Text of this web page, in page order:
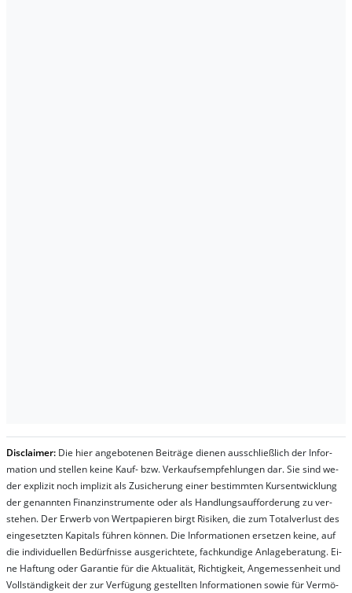
Dis­clai­mer: Die hier an­ge­bo­te­nen Bei­trä­ge die­nen aus­schließ­lich der In­for­
ma­t­ion und stel­len kei­ne Kauf- bzw. Ver­kaufs­em­pfeh­lung­en dar. Sie sind we­
der ex­pli­zit noch im­pli­zit als Zu­sich­er­ung ei­ner be­stim­mt­en Kurs­ent­wick­lung
der ge­nan­nt­en Fi­nanz­in­stru­men­te oder als Handl­ungs­auf­for­der­ung zu ver­
steh­en. Der Er­werb von Wert­pa­pier­en birgt Ri­si­ken, die zum To­tal­ver­lust des
ein­ge­setz­ten Ka­pi­tals füh­ren kön­nen. Die In­for­ma­tion­en er­setz­en kei­ne, auf
die in­di­vi­du­el­len Be­dür­fnis­se aus­ge­rich­te­te, fach­kun­di­ge An­la­ge­be­ra­tung. Ei­
ne Haf­tung oder Ga­ran­tie für die Ak­tu­ali­tät, Rich­tig­keit, An­ge­mes­sen­heit und
Vol­lständ­ig­keit der zur Ver­fü­gung ge­stel­lt­en In­for­ma­tion­en so­wie für Ver­mö­